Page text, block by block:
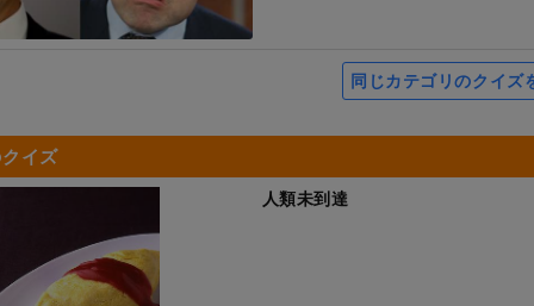
同じカテゴリのクイズ
イズ
人類未到達